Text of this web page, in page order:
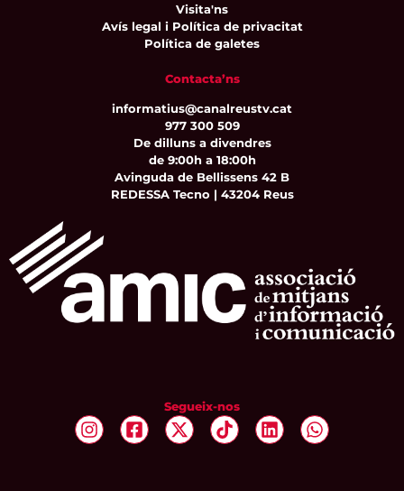
Visita'ns
Avís legal i Política de privacitat
Política de galetes
Contacta’ns
informatius@canalreustv.cat
977 300 509
De dilluns a divendres
de 9:00h a 18:00h
Avinguda de Bellissens 42 B
REDESSA Tecno | 43204 Reus
Segueix-nos